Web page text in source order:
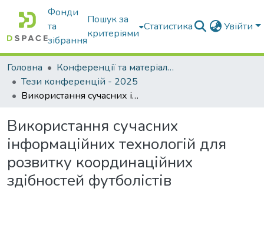
Фонди
та
зібрання
Пошук за
критеріями
Статистика Увійти
Головна
Конференції та матеріали конференцій
Тези конференцій - 2025
Використання сучасних інформаційних технологій для розвитку координаційних здібностей футболістів
Використання сучасних
інформаційних технологій для
розвитку координаційних
здібностей футболістів